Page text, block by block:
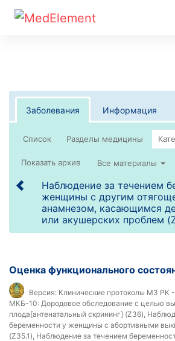
Заболевания Информация
Список
Все материалы
Наблюдение за течением
женщины с другим
анамнезом, касающимся
или акушерских проблем
Оценка функционального
Версия: Клинические протоколы МЗ РК
МКБ-10: Дородовое обследование с целью
плода[антенатальный скрининг] (Z36),
беременности у женщины с абортивными
(Z35.1), Наблюдение за течением